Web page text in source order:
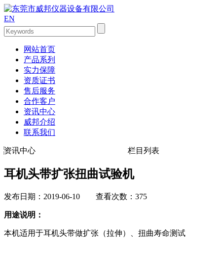
EN
网站首页
产品系列
实力保障
资质证书
售后服务
合作客户
资讯中心
威邦介绍
联系我们
资讯中心 栏目列表
耳机头带扩张扭曲试验机
发布日期：2019-06-10 查看次数：375
用途说明：
本机适用于耳机头带做扩张（拉伸）、扭曲寿命测试